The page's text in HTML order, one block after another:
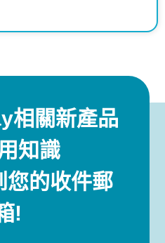
相關新產品
知識
您的收件郵
!